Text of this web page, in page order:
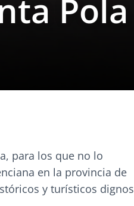
Pola
para los que no lo
en la provincia de
y turísticos dignos